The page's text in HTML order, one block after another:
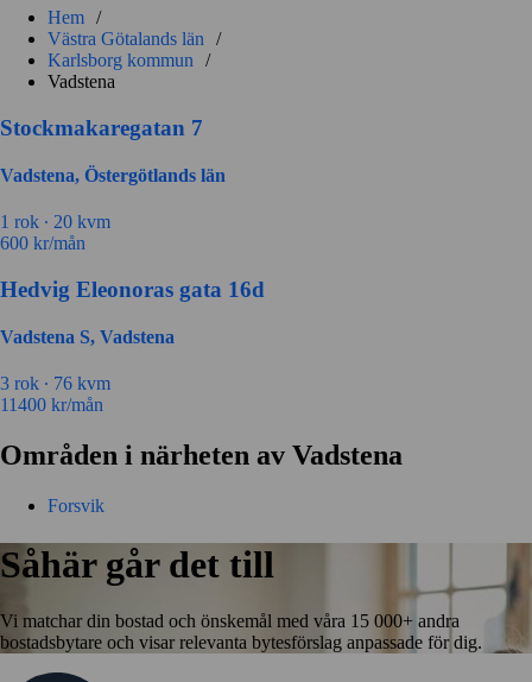
Hem /
Västra Götalands län
/
Karlsborg kommun
/
Vadstena
Stockmakaregatan 7
Vadstena, Östergötlands län
1 rok ∙ 20 kvm
600 kr/mån
Hedvig Eleonoras gata 16d
Vadstena S, Vadstena
3 rok ∙ 76 kvm
11400 kr/mån
Områden i närheten av Vadstena
Forsvik
Såhär går det till
Vi matchar din bostad och önskemål med våra 15 000+ andra
bostadsbytare och visar relevanta bytesförslag anpassade för dig.